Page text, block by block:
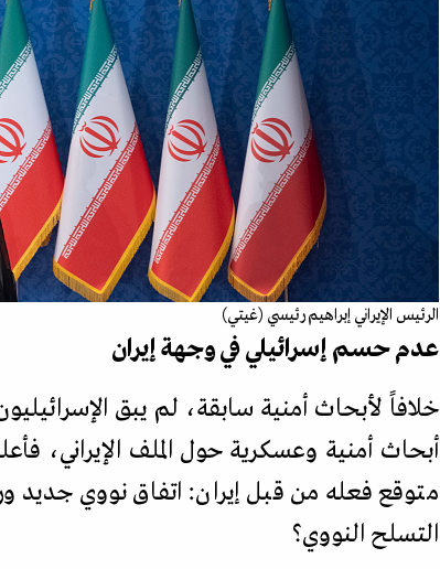
الرئيس الإيراني إبراهيم رئيسي (غيتي)
عدم حسم إسرائيلي في وجهة إيران
خلافاً لأبحاث أمنية سابقة، لم يبق
أبحاث أمنية وعسكرية حول الملف الإيراني،
متوقع فعله من قبل إيران: اتفاق نووي جديد
التسلح النووي؟